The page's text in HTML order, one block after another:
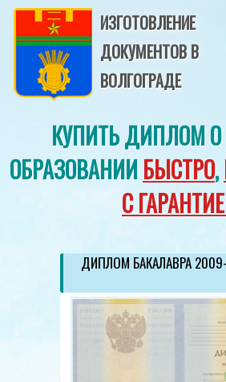
ИЗГОТОВЛЕНИЕ
ДОКУМЕНТОВ В
ВОЛГОГРАДЕ
КУПИТЬ ДИПЛОМ
ОБРАЗОВАНИИБЫСТРО,
С
ДИПЛОМ БАКАЛАВРА